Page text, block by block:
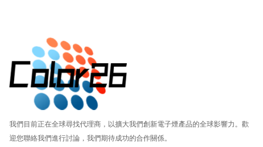
我們目前正在全球尋找代理商，以擴大我們創新電子煙產品的全球影響力。歡
迎您聯絡我們進行討論，我們期待成功的合作關係。